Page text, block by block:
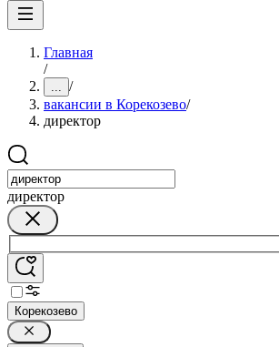
Главная
/
... /
вакансии в Корекозево/
директор
директор
Корекозево